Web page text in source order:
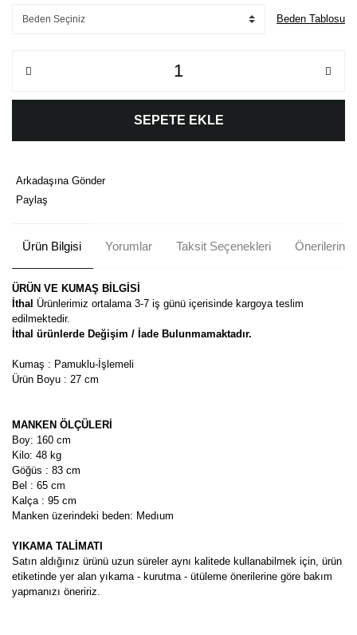
Beden Tablosu
SEPETE EKLE
Arkadaşına Gönder
Paylaş
Ürün Bilgisi Yorumlar Taksit Seçenekleri Önerileriniz
ÜRÜN VE KUMAŞ BİLGİSİ
İthal Ürünlerimiz ortalama 3-7 iş günü içerisinde kargoya teslim
edilmektedir.
İthal ürünlerde Değişim / İade Bulunmamaktadır.
Kumaş : Pamuklu-İşlemeli
Ürün Boyu : 27 cm
MANKEN ÖLÇÜLERİ
Boy: 160 cm
Kilo: 48 kg
Göğüs : 83 cm
Bel : 65 cm
Kalça : 95 cm
Manken üzerindeki beden: Medıum
YIKAMA TALİMATI
Satın aldığınız ürünü uzun süreler aynı kalitede kullanabilmek için, ürün
etiketinde yer alan yıkama - kurutma - ütüleme önerilerine göre bakım
yapmanızı öneririz.